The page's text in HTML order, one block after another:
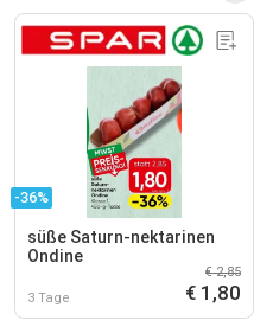
-36%
süße Saturn-nektarinen
Ondine
3 Tage
€ 2,85
€ 1,80